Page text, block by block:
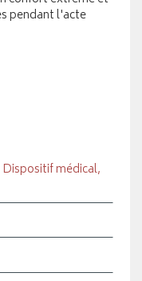
pendant l'acte
Dispositif médical,